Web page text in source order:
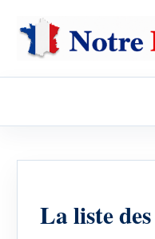
La liste